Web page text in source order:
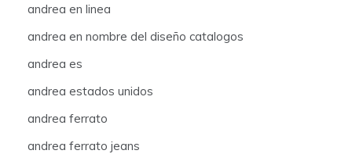
andrea en linea
andrea en nombre del diseño catalogos
andrea es
andrea estados unidos
andrea ferrato
andrea ferrato jeans